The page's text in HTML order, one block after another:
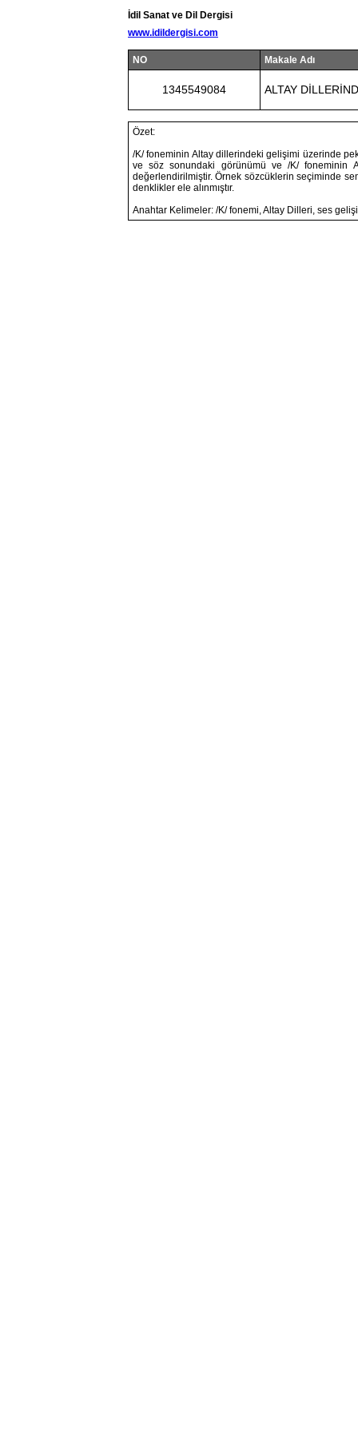
İdil Sanat ve Dil Dergisi
www.idildergisi.com
NO Makale Adı
1345549084 ALTAY
Özet:
/K/ foneminin Altay dillerindeki gelişimi üzerinde
ve söz sonundaki görünümü ve /K/ foneminin
değerlendirilmiştir. Örnek sözcüklerin seçiminde
denklikler ele alınmıştır.
Anahtar Kelimeler: /K/ fonemi, Altay Dilleri, ses